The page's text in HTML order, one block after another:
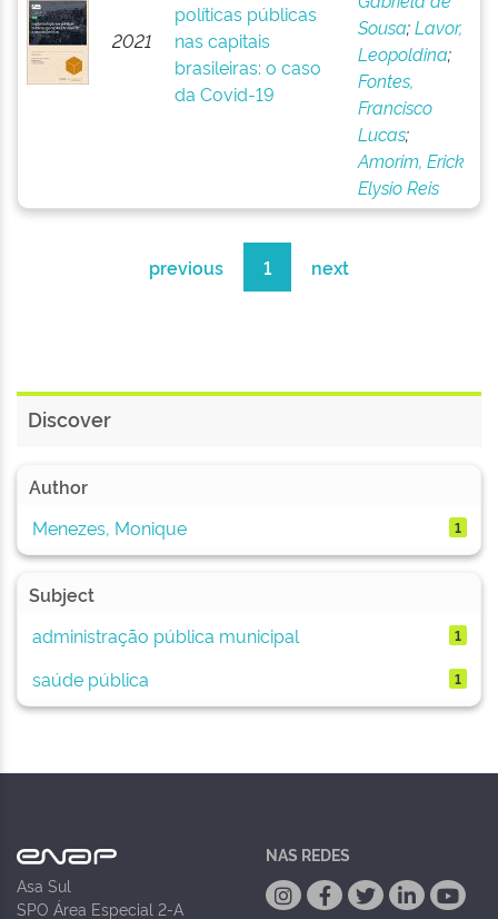
2021
políticas públicas
nas capitais
brasileiras: o caso
da Covid-19
Sousa;Lavor,
Leopoldina;
Fontes,
Francisco
Lucas;
Amorim, Erick
Elysio Reis
previous 1 next
Discover
Author
Menezes, Monique
1
Subject
administração pública municipal
1
saúde pública 1
Asa Sul
SPO Área Especial 2-A
NAS REDES